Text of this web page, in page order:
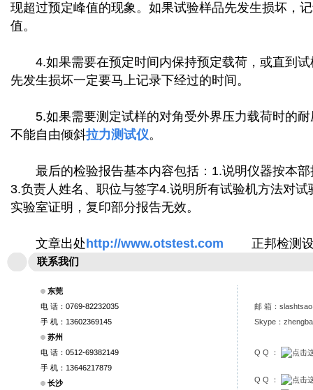
现超过预定峰值的现象。如果试验样品先发生损坏，
值。
4.如果需要在预定时间内保持预定载荷，或直到试
先发生损坏一定要马上记录下经过的时间。
5.如果需要测定试样的对角受外界压力载荷时的耐
不能自由倾斜拉力测试仪。
最后的检验报告基本内容包括：1.说明仪器按本部
3.负责人姓名、职位与签字4.说明所有试验机方法对
实验室证明，复印部分报告无效。
文章出处 http://www.otstest.com 正邦检测
联系我们
东莞
电 话：0769-82232035
手 机：13602369145
苏州
电 话：0512-69382149
手 机：13646217879
长沙
邮 箱：
Skype：
Q Q ：
Q Q ：